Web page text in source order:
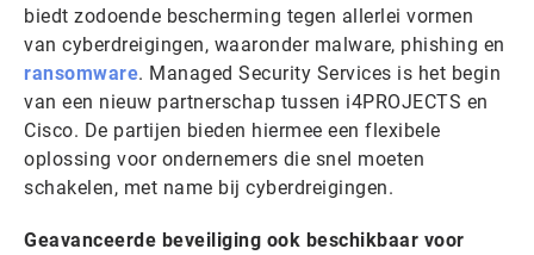
biedt zodoende bescherming tegen allerlei vormen
van cyberdreigingen, waaronder malware, phishing en
ransomware. Managed Security Services is het begin
van een nieuw partnerschap tussen i4PROJECTS en
Cisco. De partijen bieden hiermee een flexibele
oplossing voor ondernemers die snel moeten
schakelen, met name bij cyberdreigingen.
Geavanceerde beveiliging ook beschikbaar voor